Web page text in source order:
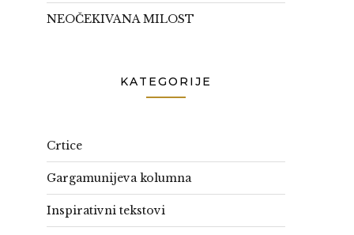
NEOČEKIVANA MILOST
KATEGORIJE
Crtice
Gargamunijeva kolumna
Inspirativni tekstovi